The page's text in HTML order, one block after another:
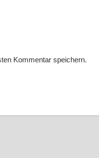
Kommentar speichern.